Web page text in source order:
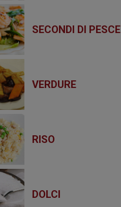
SECONDI DI PESCE
VERDURE
RISO
DOLCI